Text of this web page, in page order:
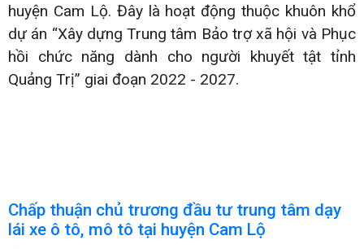
huyện Cam Lộ. Đây là hoạt động thuộc khuôn khổ
dự án “Xây dựng Trung tâm Bảo trợ xã hội và Phục
hồi chức năng dành cho người khuyết tật tỉnh
Quảng Trị” giai đoạn 2022 - 2027.
Chấp thuận chủ trương đầu tư trung tâm dạy
lái xe ô tô, mô tô tại huyện Cam Lộ